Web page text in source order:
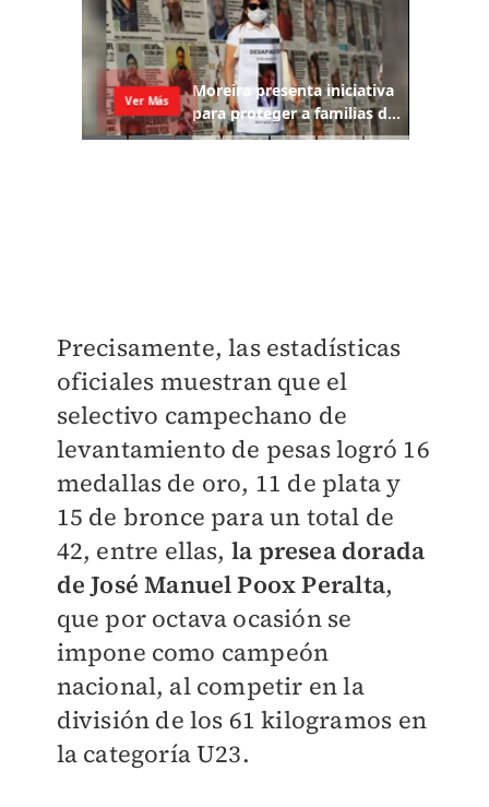
Precisamente, las estadísticas
oficiales muestran que el
selectivo campechano de
levantamiento de pesas logró 16
medallas de oro, 11 de plata y
15 de bronce para un total de
42, entre ellas, la presea dorada
de José Manuel Poox Peralta,
que por octava ocasión se
impone como campeón
nacional, al competir en la
división de los 61 kilogramos en
la categoría U23.